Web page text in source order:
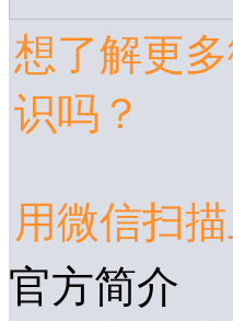
想了解更
识吗？
用微信扫
官方简介